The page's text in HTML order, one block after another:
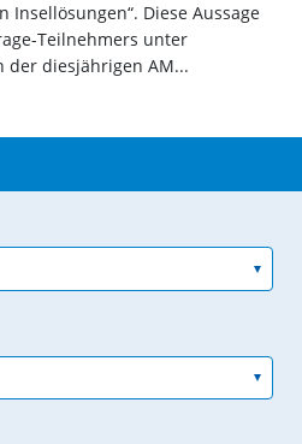
Insellösungen“. Diese Aussage
Teilnehmers unter
der diesjährigen AM...